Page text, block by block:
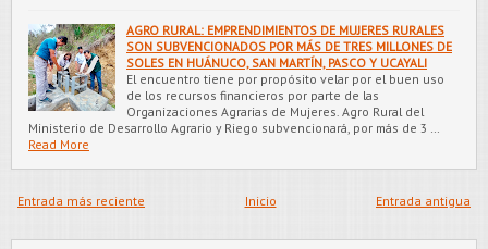
AGRO RURAL: EMPRENDIMIENTOS DE MUJERES RURALES
SON SUBVENCIONADOS POR MÁS DE TRES MILLONES DE
SOLES EN HUÁNUCO, SAN MARTÍN, PASCO Y UCAYALI
El encuentro tiene por propósito velar por el buen uso
de los recursos financieros por parte de las
Organizaciones Agrarias de Mujeres. Agro Rural del
Ministerio de Desarrollo Agrario y Riego subvencionará, por más de 3 …
Read More
Entrada más reciente Entrada antigua
Inicio